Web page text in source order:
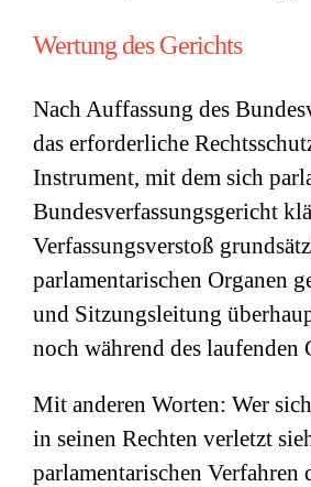
Wertung des Gerichts
Nach Auffassung des
das erforderliche
Instrument, mit dem sich
Bundesverfassungsgericht
Verfassungsverstoß
parlamentarischen Organen
und Sitzungsleitung
noch während des laufenden
Mit anderen Worten: Wer
in seinen Rechten verletzt
parlamentarischen